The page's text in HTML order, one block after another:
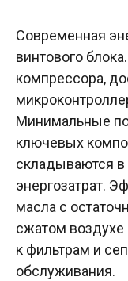
Современная
винтового
компрессора,
Минимальные
ключевых
складываются
энергозатрат.
масла с
сжатом
к фильтрам и
обслуживания.